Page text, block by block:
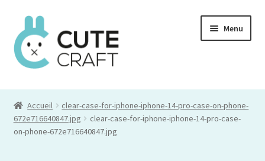
Aller
à
la
navigation
Aller
au
contenu
Menu
Commande
Panier
Accueil
clear-case-for-iphone-iphone-14-pro-case-on-phone-
672e716640847.jpg
clear-case-for-iphone-iphone-14-pro-case-
on-phone-672e716640847.jpg